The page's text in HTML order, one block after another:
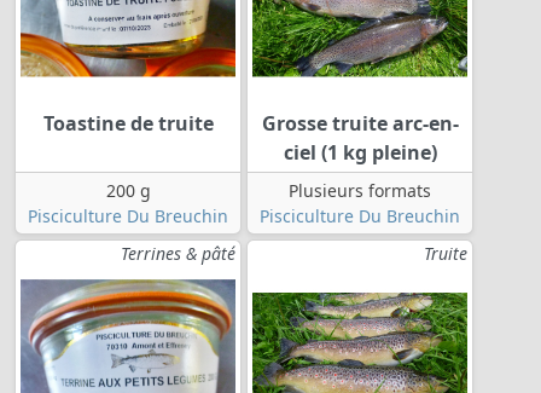
Toastine de truite
200 g
Pisciculture Du Breuchin
Grosse truite arc-en-
ciel (1 kg pleine)
Plusieurs formats
Pisciculture Du Breuchin
Terrines & pâté
Truite